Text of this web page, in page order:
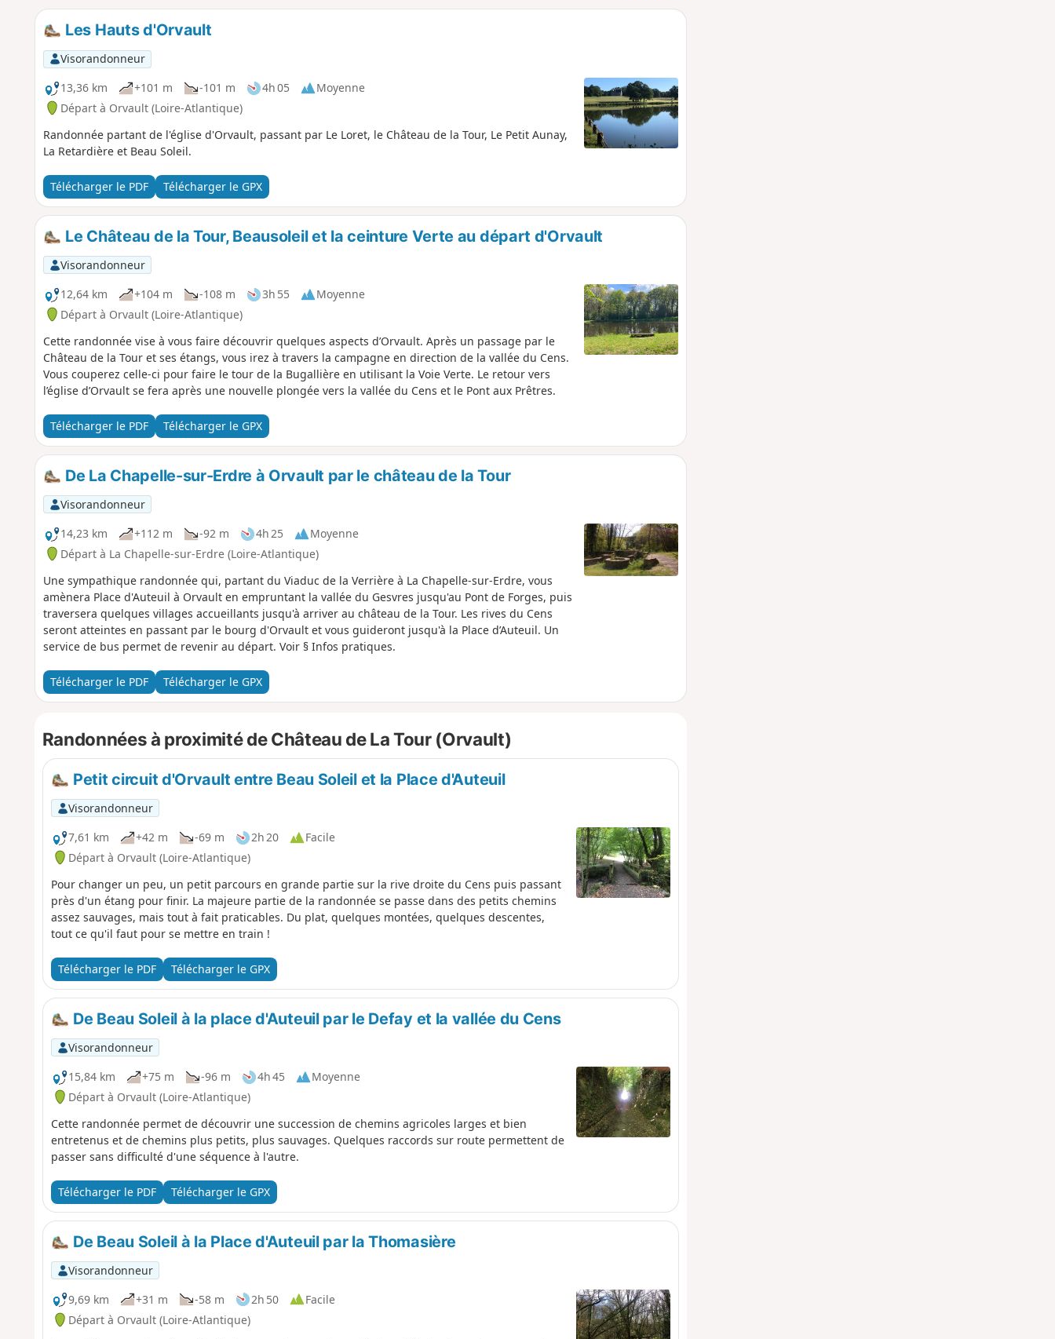
Les Hauts d'Orvault
Visorandonneur
13,36 km
+101 m -101 m 4h 05
Moyenne
Départ à Orvault (Loire-Atlantique)
Randonnée partant de l'église d'Orvault, passant par Le Loret, le Château de la Tour, Le Petit Aunay,
La Retardière et Beau Soleil.
Télécharger le PDF Télécharger le GPX
Le Château de la Tour, Beausoleil et la ceinture Verte au départ d'Orvault
Visorandonneur
12,64 km
+104 m -108 m 3h 55
Moyenne
Départ à Orvault (Loire-Atlantique)
Cette randonnée vise à vous faire découvrir quelques aspects d’Orvault. Après un passage par le
Château de la Tour et ses étangs, vous irez à travers la campagne en direction de la vallée du Cens.
Vous couperez celle-ci pour faire le tour de la Bugallière en utilisant la Voie Verte. Le retour vers
l’église d’Orvault se fera après une nouvelle plongée vers la vallée du Cens et le Pont aux Prêtres.
Télécharger le PDF Télécharger le GPX
De La Chapelle-sur-Erdre à Orvault par le château de la Tour
Visorandonneur
14,23 km
+112 m -92 m 4h 25
Moyenne
Départ à La Chapelle-sur-Erdre (Loire-Atlantique)
Une sympathique randonnée qui, partant du Viaduc de la Verrière à La Chapelle-sur-Erdre, vous
amènera Place d'Auteuil à Orvault en empruntant la vallée du Gesvres jusqu'au Pont de Forges, puis
traversera quelques villages accueillants jusqu'à arriver au château de la Tour. Les rives du Cens
seront atteintes en passant par le bourg d'Orvault et vous guideront jusqu'à la Place d’Auteuil. Un
service de bus permet de revenir au départ. Voir § Infos pratiques.
Télécharger le PDF Télécharger le GPX
Randonnées à proximité de Château de La Tour (Orvault)
Petit circuit d'Orvault entre Beau Soleil et la Place d'Auteuil
Visorandonneur
7,61 km
+42 m -69 m 2h 20
Facile
Départ à Orvault (Loire-Atlantique)
Pour changer un peu, un petit parcours en grande partie sur la rive droite du Cens puis passant
près d'un étang pour finir. La majeure partie de la randonnée se passe dans des petits chemins
assez sauvages, mais tout à fait praticables. Du plat, quelques montées, quelques descentes,
tout ce qu'il faut pour se mettre en train !
Télécharger le PDF Télécharger le GPX
De Beau Soleil à la place d'Auteuil par le Defay et la vallée du Cens
Visorandonneur
15,84 km
+75 m -96 m 4h 45
Moyenne
Départ à Orvault (Loire-Atlantique)
Cette randonnée permet de découvrir une succession de chemins agricoles larges et bien
entretenus et de chemins plus petits, plus sauvages. Quelques raccords sur route permettent de
passer sans difficulté d'une séquence à l'autre.
Télécharger le PDF Télécharger le GPX
De Beau Soleil à la Place d'Auteuil par la Thomasière
Visorandonneur
9,69 km
+31 m -58 m 2h 50
Facile
Départ à Orvault (Loire-Atlantique)